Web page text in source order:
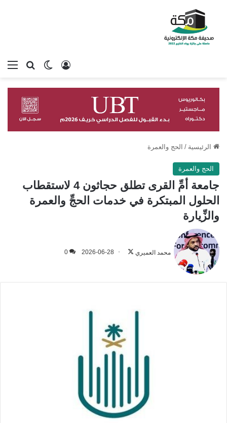
بحثالوضع
تسجيل الدخول
الرئيسية / الحج والعمرة
الحج والعمرة
جامعة أمِّ القرى تطلق حجاثون 4 لاستقطاب
الحلول المبتكرة في خدمات الحجِّ والعمرة
والزِّيارة
محمد العميري
على
2026-06-28
0